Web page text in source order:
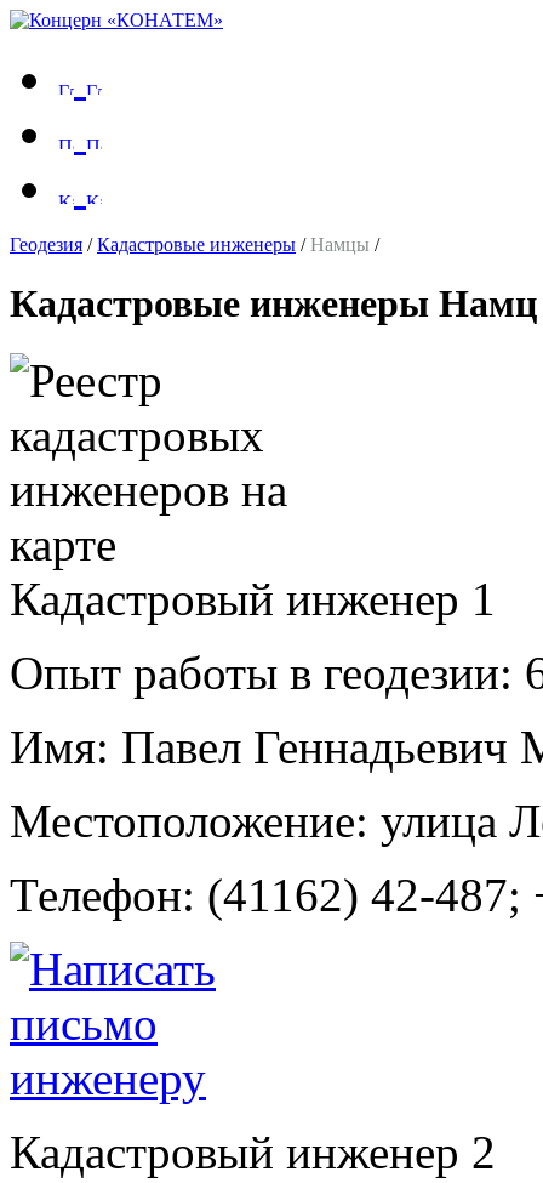
Геодезия /Кадастровые инженеры /Намцы /
Кадастровые инженеры Намц
Кадастровый инженер 1
Опыт работы в геодезии:
Имя: Павел Геннадьевич
Местоположение: улица
Телефон: (41162) 42-487;
Кадастровый инженер 2